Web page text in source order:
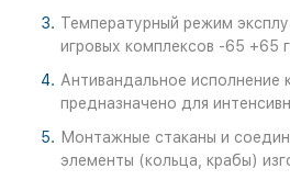
Температурный режим
игровых комплексов -65 +65
Антивандальное исполнение
предназначено для
Монтажные стаканы и
элементы (кольца, крабы)